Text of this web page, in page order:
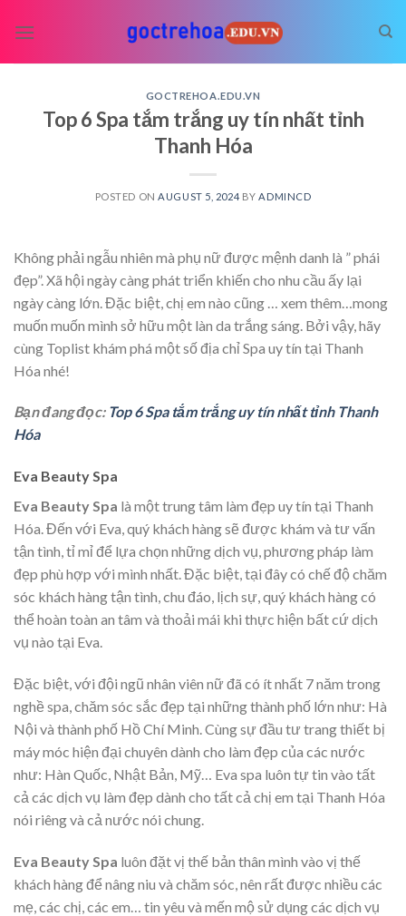
GOCTREHOA.EDU.VN
Top 6 Spa tắm trắng uy tín nhất tỉnh
Thanh Hóa
POSTED ON AUGUST 5, 2024 BY ADMINCD
Không phải ngẫu nhiên mà phụ nữ được mệnh danh là ” phái
đẹp”. Xã hội ngày càng phát triển khiến cho nhu cầu ấy lại
ngày càng lớn. Đặc biệt, chị em nào cũng
… xem thêm… mong
muốn muốn mình sở hữu một làn da trắng sáng. Bởi vậy, hãy
cùng Toplist khám phá một số địa chỉ Spa uy tín tại Thanh
Hóa nhé!
Bạn đang đọc: Top 6 Spa tắm trắng uy tín nhất tỉnh Thanh
Hóa
Eva Beauty Spa
Eva Beauty Spa là một trung tâm làm đẹp uy tín tại Thanh
Hóa. Đến với Eva, quý khách hàng sẽ được khám và tư vấn
tận tình, tỉ mỉ để lựa chọn những dịch vụ, phương pháp làm
đẹp phù hợp với mình nhất. Đặc biệt, tại đây có chế độ chăm
sóc khách hàng tận tình, chu đáo, lịch sự, quý khách hàng có
thể hoàn toàn an tâm và thoải mái khi thực hiện bất cứ dịch
vụ nào tại Eva.
Đặc biệt, với đội ngũ nhân viên nữ đã có ít nhất 7 năm trong
nghề spa, chăm sóc sắc đẹp tại những thành phố lớn như: Hà
Nội và thành phố Hồ Chí Minh. Cùng sự đầu tư trang thiết bị
máy móc hiện đại chuyên dành cho làm đẹp của các nước
như: Hàn Quốc, Nhật Bản, Mỹ… Eva spa luôn tự tin vào tất
cả các dịch vụ làm đẹp dành cho tất cả chị em tại Thanh Hóa
nói riêng và cả nước nói chung.
Eva Beauty Spa luôn đặt vị thế bản thân mình vào vị thế
khách hàng để nâng niu và chăm sóc, nên rất được nhiều các
mẹ, các chị, các em… tin yêu và mến mộ sử dụng các dịch vụ